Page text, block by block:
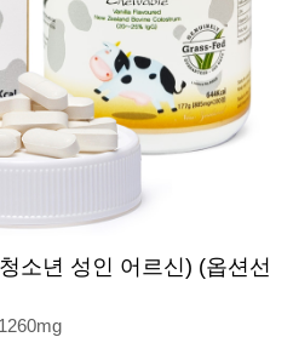
소년 성인 어르신) (옵션선